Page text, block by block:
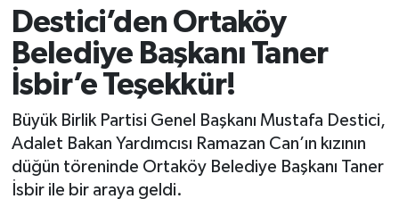
Destici’den Ortaköy
Belediye Başkanı Taner
İsbir’e Teşekkür!
Büyük Birlik Partisi Genel Başkanı Mustafa Destici,
Adalet Bakan Yardımcısı Ramazan Can’ın kızının
düğün töreninde Ortaköy Belediye Başkanı Taner
İsbir ile bir araya geldi.
Tüm Manşetler
Son Dakika Haberleri
Haber Arşivi